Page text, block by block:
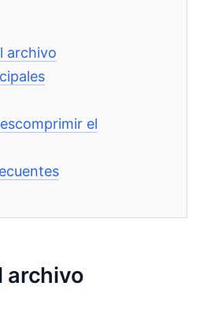
archivo
el
archivo